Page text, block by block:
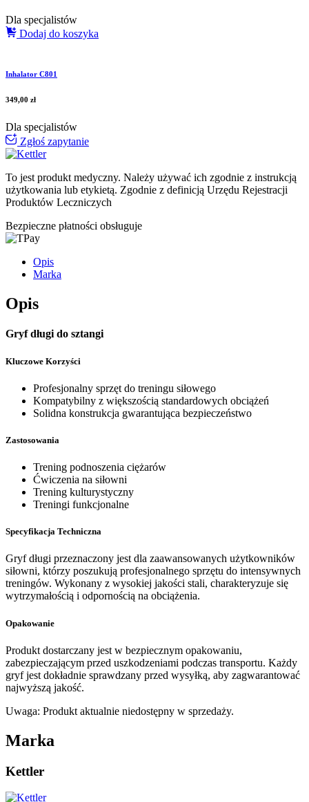
Dla specjalistów
Dodaj do koszyka
Inhalator C801
349,00 zł
Dla specjalistów
Zgłoś zapytanie
To jest produkt medyczny. Należy używać ich zgodnie z instrukcją
użytkowania lub etykietą. Zgodnie z definicją Urzędu Rejestracji
Produktów Leczniczych
Bezpieczne płatności obsługuje
Opis
Marka
Opis
Gryf długi do sztangi
Kluczowe Korzyści
Profesjonalny sprzęt do treningu siłowego
Kompatybilny z większością standardowych obciążeń
Solidna konstrukcja gwarantująca bezpieczeństwo
Zastosowania
Trening podnoszenia ciężarów
Ćwiczenia na siłowni
Trening kulturystyczny
Treningi funkcjonalne
Specyfikacja Techniczna
Gryf długi przeznaczony jest dla zaawansowanych użytkowników
siłowni, którzy poszukują profesjonalnego sprzętu do intensywnych
treningów. Wykonany z wysokiej jakości stali, charakteryzuje się
wytrzymałością i odpornością na obciążenia.
Opakowanie
Produkt dostarczany jest w bezpiecznym opakowaniu,
zabezpieczającym przed uszkodzeniami podczas transportu. Każdy
gryf jest dokładnie sprawdzany przed wysyłką, aby zagwarantować
najwyższą jakość.
Uwaga: Produkt aktualnie niedostępny w sprzedaży.
Marka
Kettler